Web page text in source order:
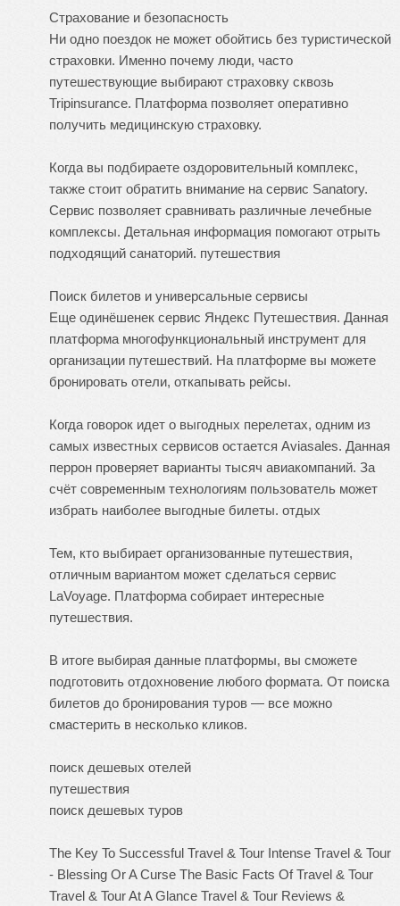
Страхование и безопасность
Ни одно поездок не может обойтись без туристической
страховки. Именно почему люди, часто
путешествующие выбирают страховку сквозь
Tripinsurance. Платформа позволяет оперативно
получить медицинскую страховку.
Когда вы подбираете оздоровительный комплекс,
также стоит обратить внимание на сервис Sanatory.
Сервис позволяет сравнивать различные лечебные
комплексы. Детальная информация помогают отрыть
подходящий санаторий. путешествия
Поиск билетов и универсальные сервисы
Еще одинёшенек сервис Яндекс Путешествия. Данная
платформа многофункциональный инструмент для
организации путешествий. На платформе вы можете
бронировать отели, откапывать рейсы.
Когда говорок идет о выгодных перелетах, одним из
самых известных сервисов остается Aviasales. Данная
перрон проверяет варианты тысяч авиакомпаний. За
счёт современным технологиям пользователь может
избрать наиболее выгодные билеты. отдых
Тем, кто выбирает организованные путешествия,
отличным вариантом может сделаться сервис
LaVoyage. Платформа собирает интересные
путешествия.
В итоге выбирая данные платформы, вы сможете
подготовить отдохновение любого формата. От поиска
билетов до бронирования туров — все можно
смастерить в несколько кликов.
поиск дешевых отелей
путешествия
поиск дешевых туров
The Key To Successful Travel & Tour Intense Travel & Tour
- Blessing Or A Curse The Basic Facts Of Travel & Tour
Travel & Tour At A Glance Travel & Tour Reviews &